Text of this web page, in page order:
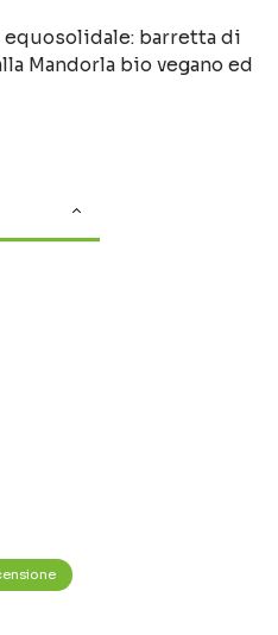
barretta di
Mandorla bio vegano ed